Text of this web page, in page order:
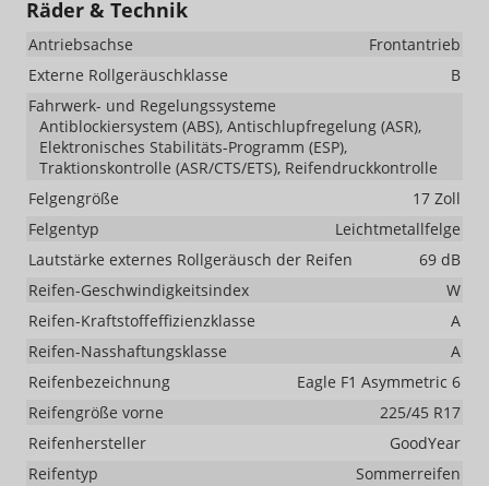
Räder & Technik
Antriebsachse
Frontantrieb
Externe Rollgeräuschklasse
B
Fahrwerk- und Regelungssysteme
Antiblockiersystem (ABS), Antischlupfregelung (ASR),
Elektronisches Stabilitäts-Programm (ESP),
Traktionskontrolle (ASR/CTS/ETS), Reifendruckkontrolle
Felgengröße
17 Zoll
Felgentyp
Leichtmetallfelge
Lautstärke externes Rollgeräusch der Reifen
69 dB
Reifen-Geschwindigkeitsindex
W
Reifen-Kraftstoffeffizienzklasse
A
Reifen-Nasshaftungsklasse
A
Reifenbezeichnung
Eagle F1 Asymmetric 6
Reifengröße vorne
225/45 R17
Reifenhersteller
GoodYear
Reifentyp
Sommerreifen